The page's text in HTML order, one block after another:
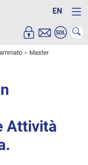
EN
Master
Attività